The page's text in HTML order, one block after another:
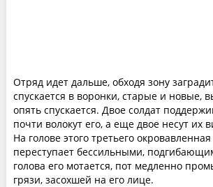
Отряд идет дальше, обходя зону
спускается в воронки, старые и новые,
опять спускается. Двое солдат
почти волокут его, а еще двое несут их
На голове этого третьего
переступает бессильными,
голова его мотается, пот медленно
грязи, засохшей на его лице.